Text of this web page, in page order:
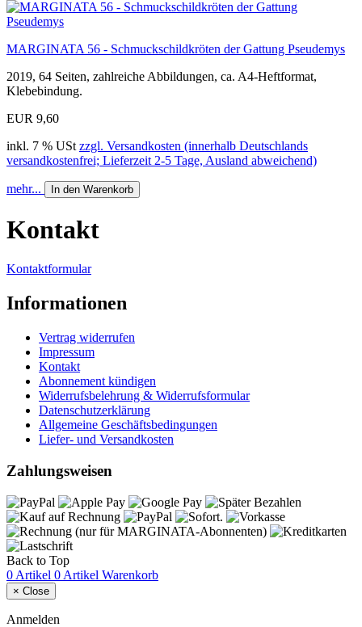
MARGINATA 56 - Schmuckschildkröten der Gattung Pseudemys
2019, 64 Seiten, zahlreiche Abbildungen, ca. A4-Heftformat,
Klebebindung.
EUR 9,60
inkl. 7 % USt zzgl. Versandkosten (innerhalb Deutschlands
versandkostenfrei; Lieferzeit 2-5 Tage, Ausland abweichend)
mehr... In den Warenkorb
Kontakt
Kontaktformular
Informationen
Vertrag widerrufen
Impressum
Kontakt
Abonnement kündigen
Widerrufsbelehrung & Widerrufsformular
Datenschutzerklärung
Allgemeine Geschäftsbedingungen
Liefer- und Versandkosten
Zahlungsweisen
Back to Top
0 Artikel 0 Artikel Warenkorb
× Close
Anmelden